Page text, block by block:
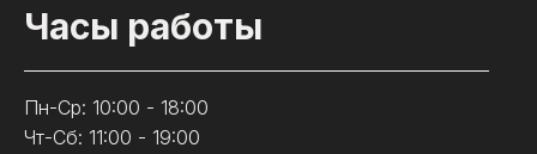
Часы работы
Пн-Ср: 10:00 - 18:00
Чт-Сб: 11:00 - 19:00